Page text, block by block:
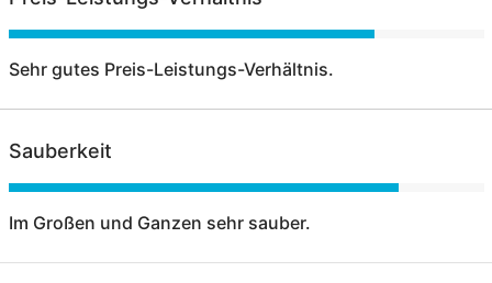
Sehr gutes Preis-Leistungs-Verhältnis.
Sauberkeit
Im Großen und Ganzen sehr sauber.